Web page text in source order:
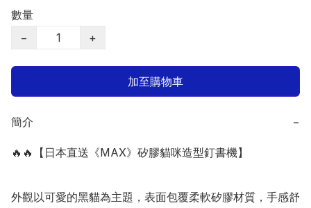
數量
−
+
加至購物車
簡介 −
🔥🔥【日本直送《MAX》矽膠貓咪造型釘書機】
外觀以可愛的黑貓為主題，表面包覆柔軟矽膠材質，手感舒